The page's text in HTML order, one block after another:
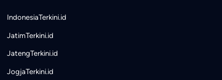
IndonesiaTerkini.id
JatimTerkini.id
JatengTerkini.id
JogjaTerkini.id